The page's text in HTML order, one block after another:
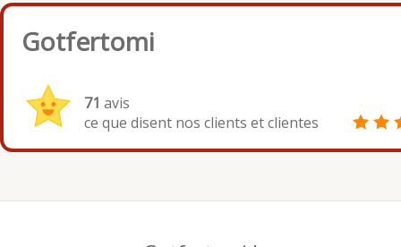
Gotfertomi
71 avis
ce que disent nos clients et clientes